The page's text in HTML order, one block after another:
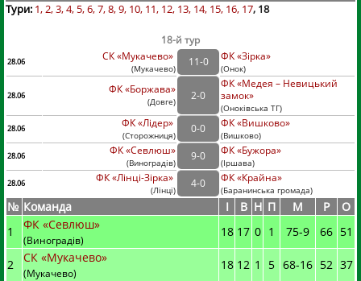
Тури: 1 2 3 4 5 6 7 8 9 10 11 12 13 14 15 16 17 18
18-й тур
28.06 СК «Мукачево»
(Мукачево)
11-0 ФК «Зірка»
(Онок)
28.06
ФК «Боржава»
(Довге)
2-0
ФК «Медея – Невицький
замок»
(Оноківська ТГ)
28.06
ФК «Лідер»
(Сторожниця)
0-0 ФК «Вишково»
(Вишково)
28.06
ФК «Севлюш»
(Виноградів)
9-0 ФК «Бужора»
(Іршава)
28.06
ФК «Лінці-Зірка»
(Лінці)
4-0 ФК «Крайна»
(Баранинська громада)
№ Команда I В Н П М Р
О
1
ФК «Севлюш»
(Виноградів)
18 17 0 1 75-9 66 51
2 СК «Мукачево»
(Мукачево)
18 12 1 5 68-16 52 37